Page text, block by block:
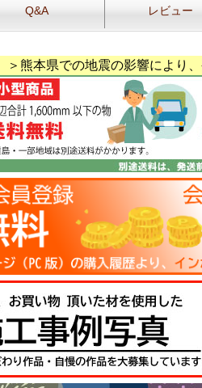
Q&A レビュー
＞熊本県での地震の影響により